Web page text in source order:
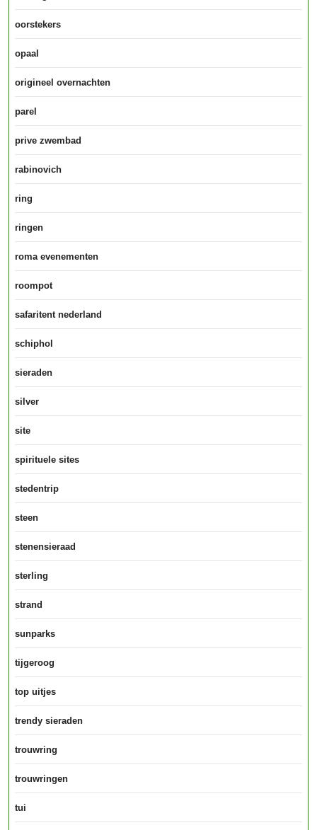
oorstekers
opaal
origineel overnachten
parel
prive zwembad
rabinovich
ring
ringen
roma evenementen
roompot
safaritent nederland
schiphol
sieraden
silver
site
spirituele sites
stedentrip
steen
stenensieraad
sterling
strand
sunparks
tijgeroog
top uitjes
trendy sieraden
trouwring
trouwringen
tui